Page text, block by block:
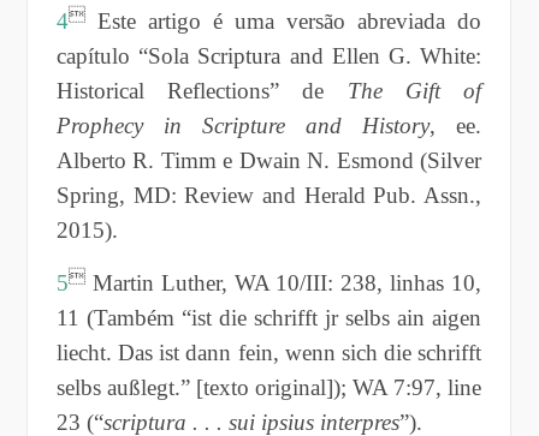
4Este artigo é uma versão abreviada do
capítulo “Sola Scriptura and Ellen G. White:
Historical Reflections” de The Gift of
Prophecy in Scripture and History, ee.
Alberto R. Timm e Dwain N. Esmond (Silver
Spring, MD: Review and Herald Pub. Assn.,
2015).
5Martin Luther, WA 10/III: 238, linhas 10,
11 (Também “ist die schrifft jr selbs ain aigen
liecht. Das ist dann fein, wenn sich die schrifft
selbs außlegt.” [texto original]); WA 7:97, line
23 (“scriptura . . . sui ipsius interpres”).